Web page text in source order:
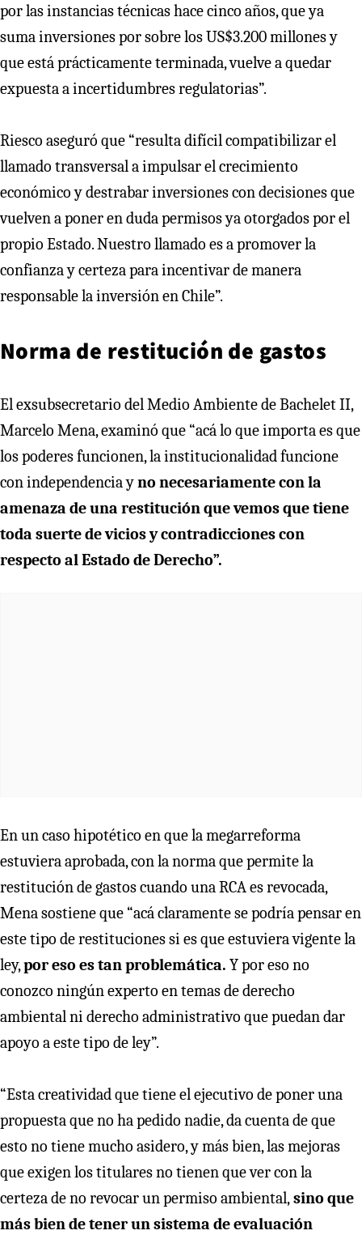
por las instancias técnicas hace cinco años, que ya
suma inversiones por sobre los US$3.200 millones y
que está prácticamente terminada, vuelve a quedar
expuesta a incertidumbres regulatorias”.
Riesco aseguró que “resulta difícil compatibilizar el
llamado transversal a impulsar el crecimiento
económico y destrabar inversiones con decisiones que
vuelven a poner en duda permisos ya otorgados por el
propio Estado. Nuestro llamado es a promover la
confianza y certeza para incentivar de manera
responsable la inversión en Chile”.
Norma de restitución de gastos
El exsubsecretario del Medio Ambiente de Bachelet II,
Marcelo Mena, examinó que “acá lo que importa es que
los poderes funcionen, la institucionalidad funcione
con independencia yno necesariamente con la
amenaza de una restitución que vemos que tiene
toda suerte de vicios y contradicciones con
respecto al Estado de Derecho”.
En un caso hipotético en que la megarreforma
estuviera aprobada, con la norma que permite la
restitución de gastos cuando una RCA es revocada,
Mena sostiene que “acá claramente se podría pensar en
este tipo de restituciones si es que estuviera vigente la
ley,por eso es tan problemática. Y por eso no
conozco ningún experto en temas de derecho
ambiental ni derecho administrativo que puedan dar
apoyo a este tipo de ley”.
“Esta creatividad que tiene el ejecutivo de poner una
propuesta que no ha pedido nadie, da cuenta de que
esto no tiene mucho asidero, y más bien, las mejoras
que exigen los titulares no tienen que ver con la
certeza de no revocar un permiso ambiental,sino que
más bien de tener un sistema de evaluación